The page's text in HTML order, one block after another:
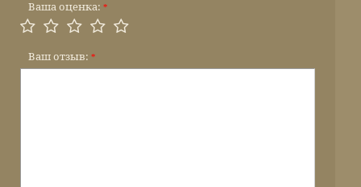
Ваша оценка: *
Ваш отзыв: *